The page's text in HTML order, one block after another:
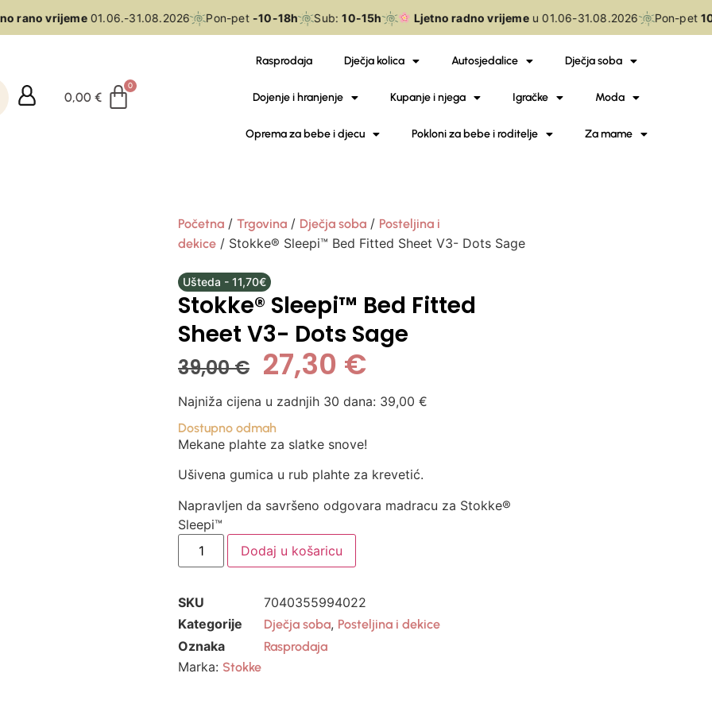
rano vrijeme01.06.-31.08.2026 Pon-pet-10-18h Sub:10-15h Ljetno radno vrijemeu 01.06-31.08.2026 Pon-pet
0,00€
Rasprodaja Dječja kolica Autosjedalice Dječja soba
Dojenje i hranjenje Kupanje i njega Igračke Moda
Oprema za bebe i djecu Pokloni za bebe i roditelje Za mame
Početna / Trgovina / Dječja soba / Posteljina i
dekice / Stokke® Sleepi™ Bed Fitted Sheet V3- Dots Sage
Ušteda - 11,70€
Stokke® Sleepi™ Bed Fitted
Sheet V3- Dots Sage
39,00€ 27,30 €
Najniža cijena u zadnjih 30 dana: 39,00 €
Dostupno odmah
Mekane plahte za slatke snove!
Ušivena gumica u rub plahte za krevetić.
Napravljen da savršeno odgovara madracu za Stokke®
Sleepi™
Dodaj u košaricu
SKU
7040355994022
Kategorije
Dječja soba, Posteljina i dekice
Oznaka Rasprodaja
Marka: Stokke